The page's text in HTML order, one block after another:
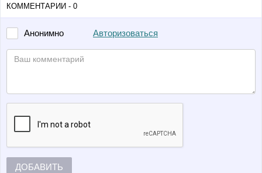
КОММЕНТАРИИ - 0
Анонимно Авторизоваться
ДОБАВИТЬ